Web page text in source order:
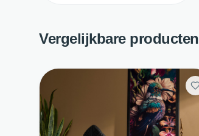
Vergelijkbare producten